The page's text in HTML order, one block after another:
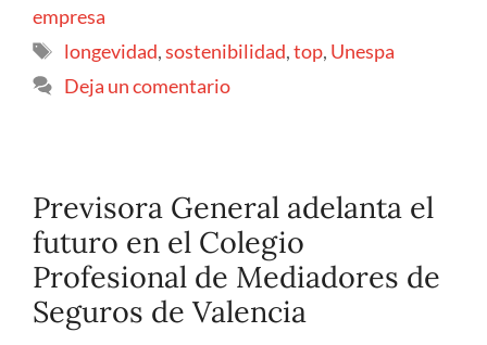
empresa
longevidad,sostenibilidad,top, Unespa
Deja un comentario
Previsora General adelanta el
futuro en el Colegio
Profesional de Mediadores de
Seguros de Valencia